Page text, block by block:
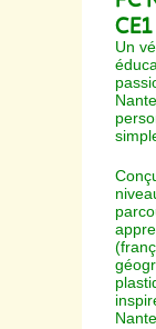
Un